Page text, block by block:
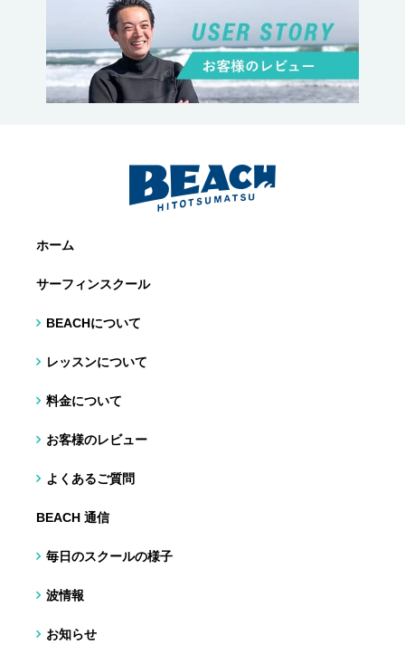
ホーム
サーフィンスクール
BEACHについて
レッスンについて
料金について
お客様のレビュー
よくあるご質問
BEACH 通信
毎日のスクールの様子
波情報
お知らせ